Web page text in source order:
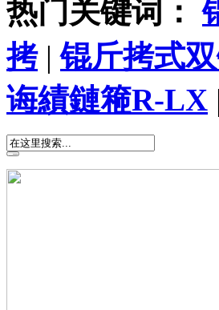
热门关键词：
拷|锟斤拷式
诲績鏈篐R-LX |